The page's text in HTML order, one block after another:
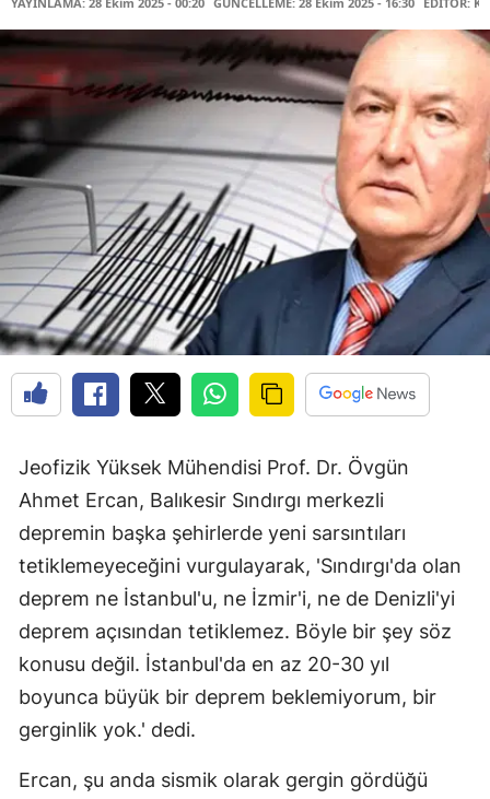
Jeofizik Yüksek Mühendisi Prof. Dr. Övgün
Ahmet Ercan, Balıkesir Sındırgı merkezli
depremin başka şehirlerde yeni sarsıntıları
tetiklemeyeceğini vurgulayarak, 'Sındırgı'da olan
deprem ne İstanbul'u, ne İzmir'i, ne de Denizli'yi
deprem açısından tetiklemez. Böyle bir şey söz
konusu değil. İstanbul'da en az 20-30 yıl
boyunca büyük bir deprem beklemiyorum, bir
gerginlik yok.' dedi.
Ercan, şu anda sismik olarak gergin gördüğü